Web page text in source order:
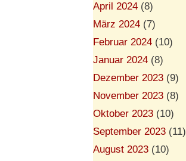
April 2024 (8)
März 2024 (7)
Februar 2024 (10)
Januar 2024 (8)
Dezember 2023 (9)
November 2023 (8)
Oktober 2023 (10)
September 2023 (11)
August 2023 (10)